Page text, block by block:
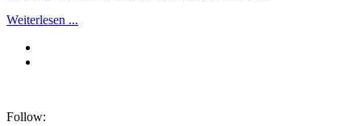
Weiterlesen ...
Follow: